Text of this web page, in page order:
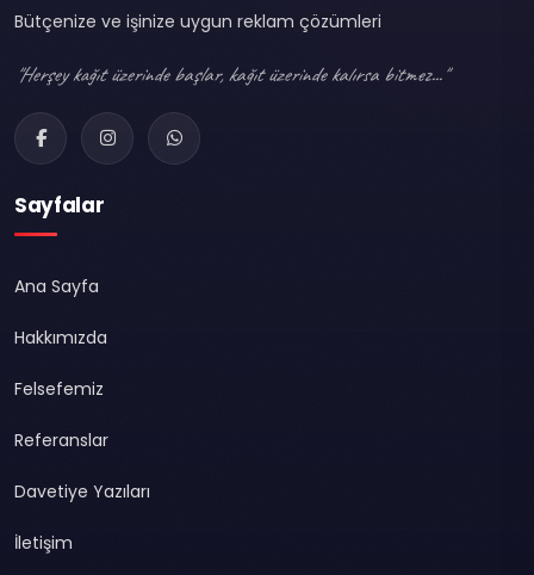
Bütçenize ve işinize uygun reklam çözümleri
"Herşey kağıt üzerinde başlar, kağıt üzerinde kalırsa bitmez..."
Sayfalar
Ana Sayfa
Hakkımızda
Felsefemiz
Referanslar
Davetiye Yazıları
İletişim